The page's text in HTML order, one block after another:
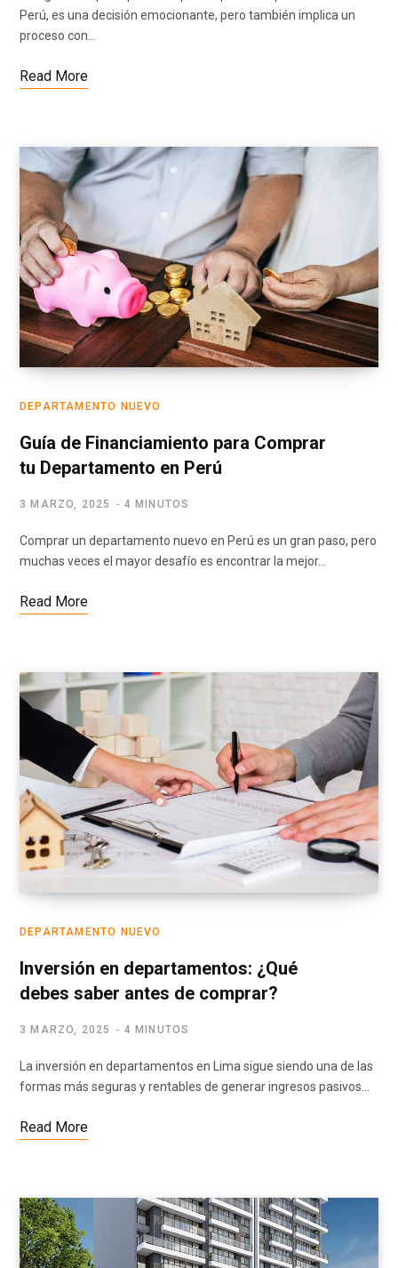
Perú, es una decisión emocionante, pero también implica un
proceso con…
Read More
DEPARTAMENTO NUEVO
Guía de Financiamiento para Comprar
tu Departamento en Perú
3 MARZO, 2025 4 MINUTOS
Comprar un departamento nuevo en Perú es un gran paso, pero
muchas veces el mayor desafío es encontrar la mejor…
Read More
DEPARTAMENTO NUEVO
Inversión en departamentos: ¿Qué
debes saber antes de comprar?
3 MARZO, 2025 4 MINUTOS
La inversión en departamentos en Lima sigue siendo una de las
formas más seguras y rentables de generar ingresos pasivos…
Read More